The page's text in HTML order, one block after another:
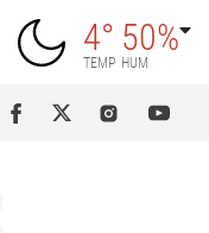
4°
TEMP
50%
HUM